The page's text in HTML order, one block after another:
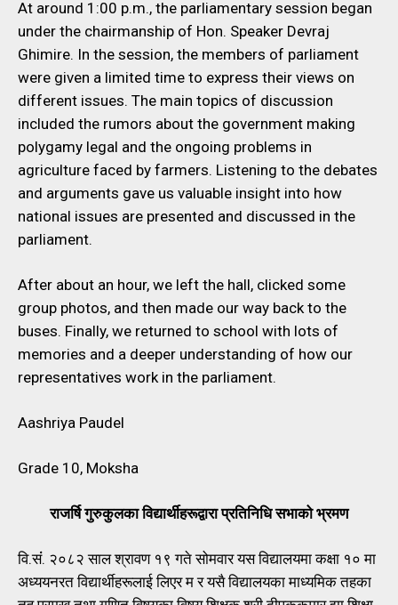
At around 1:00 p.m., the parliamentary session began
under the chairmanship of Hon. Speaker Devraj
Ghimire. In the session, the members of parliament
were given a limited time to express their views on
different issues. The main topics of discussion
included the rumors about the government making
polygamy legal and the ongoing problems in
agriculture faced by farmers. Listening to the debates
and arguments gave us valuable insight into how
national issues are presented and discussed in the
parliament.
After about an hour, we left the hall, clicked some
group photos, and then made our way back to the
buses. Finally, we returned to school with lots of
memories and a deeper understanding of how our
representatives work in the parliament.
Aashriya Paudel
Grade 10, Moksha
राजर्षि गुरुकुलका विद्यार्थीहरूद्वारा प्रतिनिधि सभाको भ्रमण
वि.संं. २०८२ साल श्रावण १९ गते सोमवार यस विद्यालयमा कक्षा १० मा
अध्ययनरत विद्यार्थीहरूलाई लिएर म र यसै विद्यालयका माध्यमिक तहका